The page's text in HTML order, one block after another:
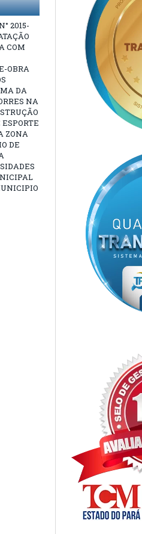
2015-
COM
OBRA
DA
NA
ZONA
DE